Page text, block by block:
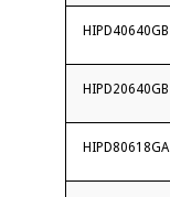
HIPD40640GB
HIPD20640GB
HIPD80618GA